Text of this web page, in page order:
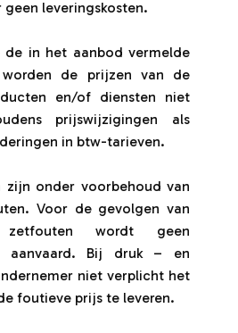
leveringskosten.
de in het aanbod vermelde
worden de prijzen van de
en/of diensten niet
prijswijzigingen als
in btw-tarieven.
zijn onder voorbehoud van
Voor de gevolgen van
wordt geen
aanvaard. Bij druk – en
niet verplicht het
foutieve prijs te leveren.